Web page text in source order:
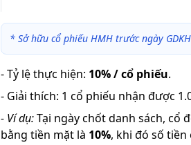
* Sở hữu cổ phiếu HMH trước ngày
-Tỷ lệ thực hiện: 10% / cổ phiếu.
- Giải thích: 1 cổ phiếu nhận được
- Ví dụ:Tại ngày chốt danh sách, cổ
bằng tiền mặt là 10%, khi đó số tiền